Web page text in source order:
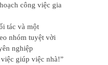
công việc gia
tác và một
nhóm tuyệt vời
nghiệp
giúp việc nhà!”